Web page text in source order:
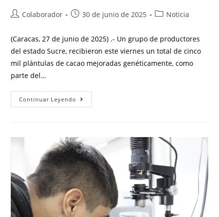
Colaborador 30 de junio de 2025 Noticia
(Caracas, 27 de junio de 2025) .- Un grupo de productores
del estado Sucre, recibieron este viernes un total de cinco
mil plántulas de cacao mejoradas genéticamente, como
parte del…
Continuar Leyendo